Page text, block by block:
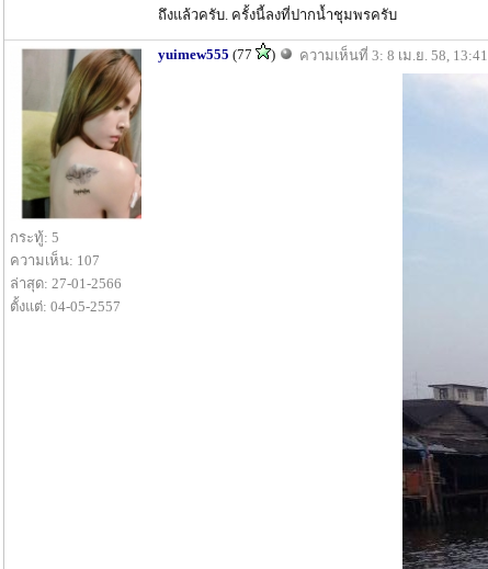
ถึงแล้วครับ. ครั้งนี้ลงที่ปากน้ำชุมพรครับ
กระทู้: 5
ความเห็น: 107
ล่าสุด: 27-01-2566
ตั้งแต่: 04-05-2557
yuimew555 (77 ) ความเห็นที่ 3: 8 เม.ย. 58, 13:41